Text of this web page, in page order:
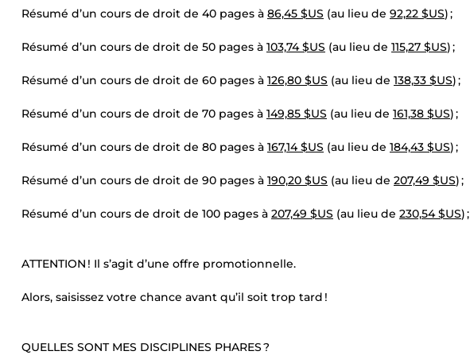
Résumé d’un cours de droit de 40 pages à 86,45 $US (au lieu de 92,22 $US) ;
Résumé d’un cours de droit de 50 pages à 103,74 $US (au lieu de 115,27 $US) ;
Résumé d’un cours de droit de 60 pages à 126,80 $US (au lieu de 138,33 $US) ;
Résumé d’un cours de droit de 70 pages à 149,85 $US (au lieu de 161,38 $US) ;
Résumé d’un cours de droit de 80 pages à 167,14 $US (au lieu de 184,43 $US) ;
Résumé d’un cours de droit de 90 pages à 190,20 $US (au lieu de 207,49 $US) ;
Résumé d’un cours de droit de 100 pages à 207,49 $US (au lieu de 230,54 $US) ;
ATTENTION ! Il s’agit d’une offre promotionnelle.
Alors, saisissez votre chance avant qu’il soit trop tard !
QUELLES SONT MES DISCIPLINES PHARES ?